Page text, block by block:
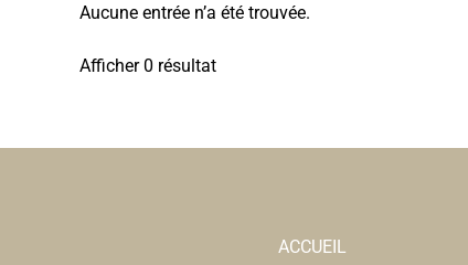
Aucune entrée n’a été trouvée.
Afficher 0 résultat
ACCUEIL